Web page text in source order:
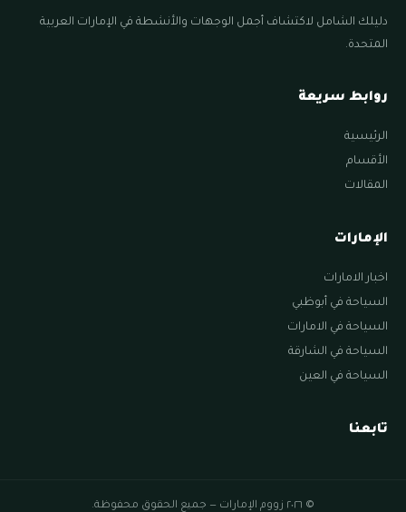
دليلك الشامل لاكتشاف أجمل الوجهات والأنشطة في الإمارات العربية
المتحدة.
روابط سريعة
الرئيسية
الأقسام
المقالات
الإمارات
اخبار الامارات
السياحة في أبوظبي
السياحة في الامارات
السياحة في الشارقة
السياحة في العين
تابعنا
© ٢٠٢٦ زووم الإمارات — جميع الحقوق محفوظة.